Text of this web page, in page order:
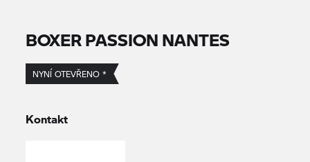
BOXER PASSION NANTES
NYNÍ OTEVŘENO *
Kontakt